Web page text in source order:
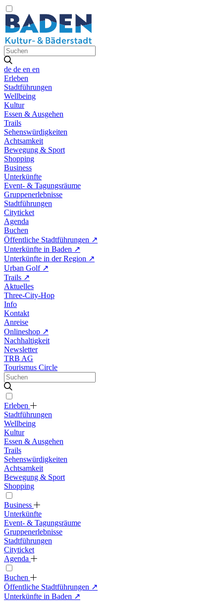
de de en en
Erleben
Stadtführungen
Wellbeing
Kultur
Essen & Ausgehen
Trails
Sehenswürdigkeiten
Achtsamkeit
Bewegung & Sport
Shopping
Business
Unterkünfte
Event- & Tagungsräume
Gruppenerlebnisse
Stadtführungen
Cityticket
Agenda
Buchen
Öffentliche Stadtführungen ↗
Unterkünfte in Baden ↗
Unterkünfte in der Region ↗
Urban Golf ↗
Trails ↗
Aktuelles
Three-City-Hop
Info
Kontakt
Anreise
Onlineshop ↗
Nachhaltigkeit
Newsletter
TRB AG
Tourismus Circle
Erleben
Stadtführungen
Wellbeing
Kultur
Essen & Ausgehen
Trails
Sehenswürdigkeiten
Achtsamkeit
Bewegung & Sport
Shopping
Business
Unterkünfte
Event- & Tagungsräume
Gruppenerlebnisse
Stadtführungen
Cityticket
Agenda
Buchen
Öffentliche Stadtführungen ↗
Unterkünfte in Baden ↗